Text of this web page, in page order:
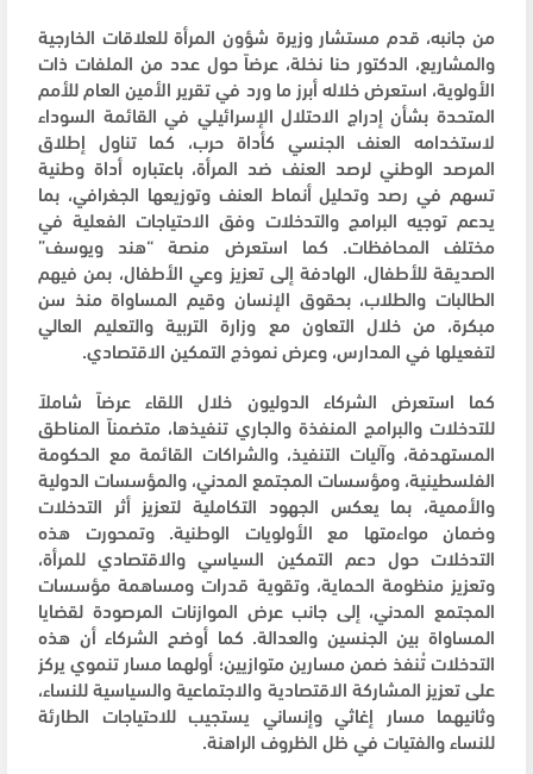
من جانبه، قدم مستشار وزيرة شؤون المرأة للعلاقات الخارجية
والمشاريع، الدكتور حنا نخلة، عرضاً حول عدد من الملفات ذات
الأولوية، استعرض خلاله أبرز ما ورد في تقرير الأمين العام للأمم
المتحدة بشأن إدراج الاحتلال الإسرائيلي في القائمة السوداء
لاستخدامه العنف الجنسي كأداة حرب، كما تناول إطلاق
المرصد الوطني لرصد العنف ضد المرأة، باعتباره أداة وطنية
تسهم في رصد وتحليل أنماط العنف وتوزيعها الجغرافي، بما
يدعم توجيه البرامج والتدخلات وفق الاحتياجات الفعلية في
مختلف المحافظات. كما استعرض منصة “هند ويوسف”
الصديقة للأطفال، الهادفة إلى تعزيز وعي الأطفال، بمن فيهم
الطالبات والطلاب، بحقوق الإنسان وقيم المساواة منذ سن
مبكرة، من خلال التعاون مع وزارة التربية والتعليم العالي
لتفعيلها في المدارس، وعرض نموذج التمكين الاقتصادي.
كما استعرض الشركاء الدوليون خلال اللقاء عرضاً شاملاً
للتدخلات والبرامج المنفذة والجاري تنفيذها، متضمناً المناطق
المستهدفة، وآليات التنفيذ، والشراكات القائمة مع الحكومة
الفلسطينية، ومؤسسات المجتمع المدني، والمؤسسات الدولية
والأممية، بما يعكس الجهود التكاملية لتعزيز أثر التدخلات
وضمان مواءمتها مع الأولويات الوطنية. وتمحورت هذه
التدخلات حول دعم التمكين السياسي والاقتصادي للمرأة،
وتعزيز منظومة الحماية، وتقوية قدرات ومساهمة مؤسسات
المجتمع المدني، إلى جانب عرض الموازنات المرصودة لقضايا
المساواة بين الجنسين والعدالة. كما أوضح الشركاء أن هذه
التدخلات تُنفذ ضمن مسارين متوازيين؛ أولهما مسار تنموي يركز
على تعزيز المشاركة الاقتصادية والاجتماعية والسياسية للنساء،
وثانيهما مسار إغاثي وإنساني يستجيب للاحتياجات الطارئة
للنساء والفتيات في ظل الظروف الراهنة.